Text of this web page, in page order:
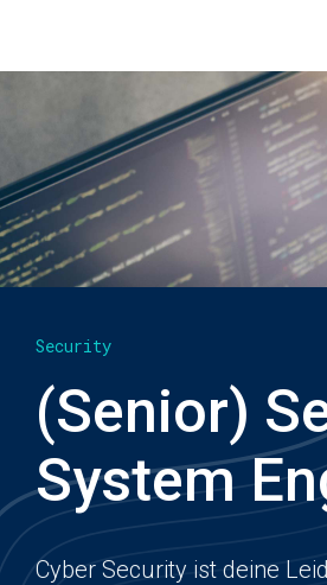
Security
(Senior)
System
Cyber Security ist deine